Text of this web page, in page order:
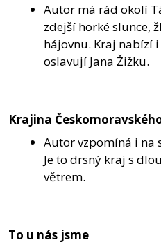
Autor má rád okolí
zdejší horké slunce,
hájovnu. Kraj nabízí
oslavují Jana Žižku.
Krajina
Autor vzpomíná i na
Je to drsný kraj s
větrem.
To u nás jsme